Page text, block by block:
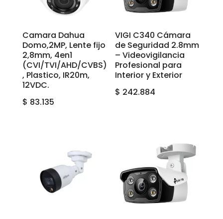
Camara Dahua
Domo,2MP, Lente fijo
2,8mm, 4en1
(CVI/TVI/AHD/CVBS)
, Plastico, IR20m,
12VDC.
$ 83.135
VIGI C340 Cámara
de Seguridad 2.8mm
– Videovigilancia
Profesional para
Interior y Exterior
$ 242.884